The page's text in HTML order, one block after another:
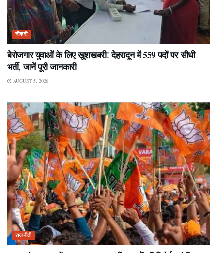
नौकरी
बेरोजगार युवाओं के लिए खुशखबरी! देहरादून में 559 पदों पर सीधी
भर्ती, जानें पूरी जानकारी
AUGUST 5, 2026
राजनीती